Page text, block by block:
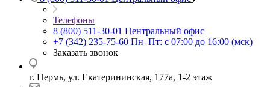
Телефоны
8 (800) 511-30-01 Центральный офис
+7 (342) 235-75-60 Пн–Пт: с 07:00 до 16:00 (мск)
Заказать звонок
г. Пермь, ул. ​Екатерининская, 177а, ​1-2 этаж